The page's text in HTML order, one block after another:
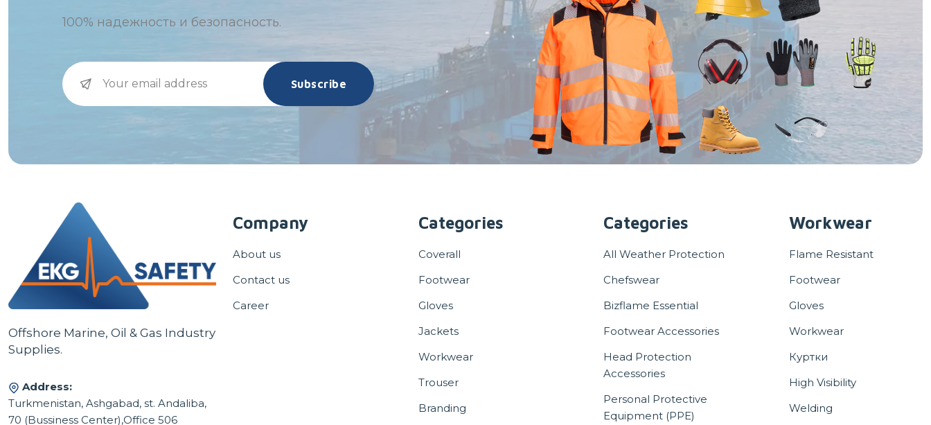
100% надежность и безопасность.
Subscribe
Offshore Marine, Oil & Gas Industry
Supplies.
Address:
Turkmenistan, Ashgabad, st. Andaliba,
70 (Bussiness Center),Office 506
Company
About us
Contact us
Career
Categories
Coverall
Footwear
Gloves
Jackets
Workwear
Trouser
Branding
Categories
All Weather Protection
Chefswear
Bizflame Essential
Footwear Accessories
Head Protection
Accessories
Personal Protective
Equipment (PPE)
Workwear
Flame Resistant
Footwear
Gloves
Workwear
Куртки
High Visibility
Welding